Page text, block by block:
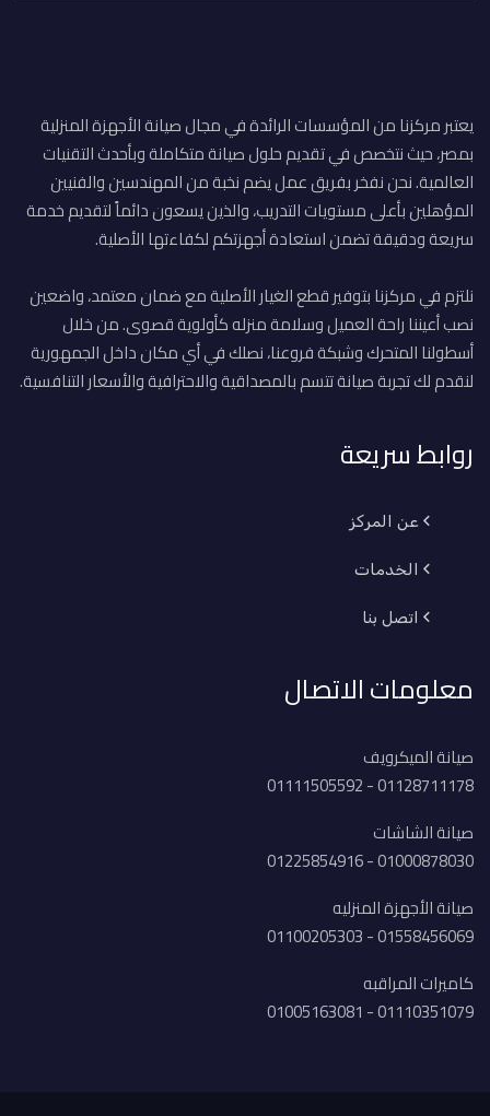
يعتبر مركزنا من المؤسسات الرائدة في مجال صيانة الأجهزة المنزلية
بمصر، حيث نتخصص في تقديم حلول صيانة متكاملة وبأحدث التقنيات
العالمية. نحن نفخر بفريق عمل يضم نخبة من المهندسين والفنيين
المؤهلين بأعلى مستويات التدريب، والذين يسعون دائماً لتقديم خدمة
سريعة ودقيقة تضمن استعادة أجهزتكم لكفاءتها الأصلية.
نلتزم في مركزنا بتوفير قطع الغيار الأصلية مع ضمان معتمد، واضعين
نصب أعيننا راحة العميل وسلامة منزله كأولوية قصوى. من خلال
أسطولنا المتحرك وشبكة فروعنا، نصلك في أي مكان داخل الجمهورية
لنقدم لك تجربة صيانة تتسم بالمصداقية والاحترافية والأسعار التنافسية.
روابط سريعة
عن المركز
الخدمات
اتصل بنا
معلومات الاتصال
صيانة الميكرويف
01128711178 - 01111505592
صيانة الشاشات
01000878030 - 01225854916
صيانة الأجهزة المنزليه
01558456069 - 01100205303
كاميرات المراقبه
01110351079 - 01005163081